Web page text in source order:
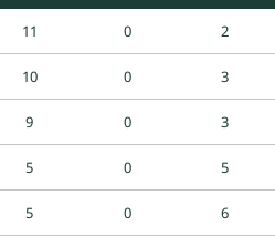
11 0 2
10 0 3
9 0 3
5 0 5
5 0 6